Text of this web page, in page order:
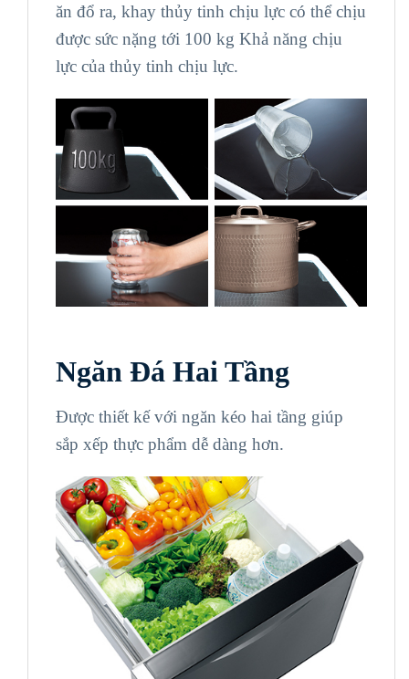
ăn đổ ra, khay thủy tinh chịu lực có thể chịu
được sức nặng tới 100 kg Khả năng chịu
lực của thủy tinh chịu lực.
Ngăn Đá Hai Tầng
Được thiết kế với ngăn kéo hai tầng giúp
sắp xếp thực phẩm dễ dàng hơn.